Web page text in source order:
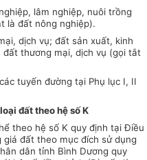
lâm nghiệp, nuôi trồng
là đất nông nghiệp).
dịch vụ; đất sản xuất, kinh
đất thương mại, dịch vụ (gọi tắt
tuyến đường tại Phụ lục I, II
đất theo hệ số K
theo hệ số K quy định tại Điều
giá đất theo mục đích sử dụng
dân tỉnh Bình Dương quy